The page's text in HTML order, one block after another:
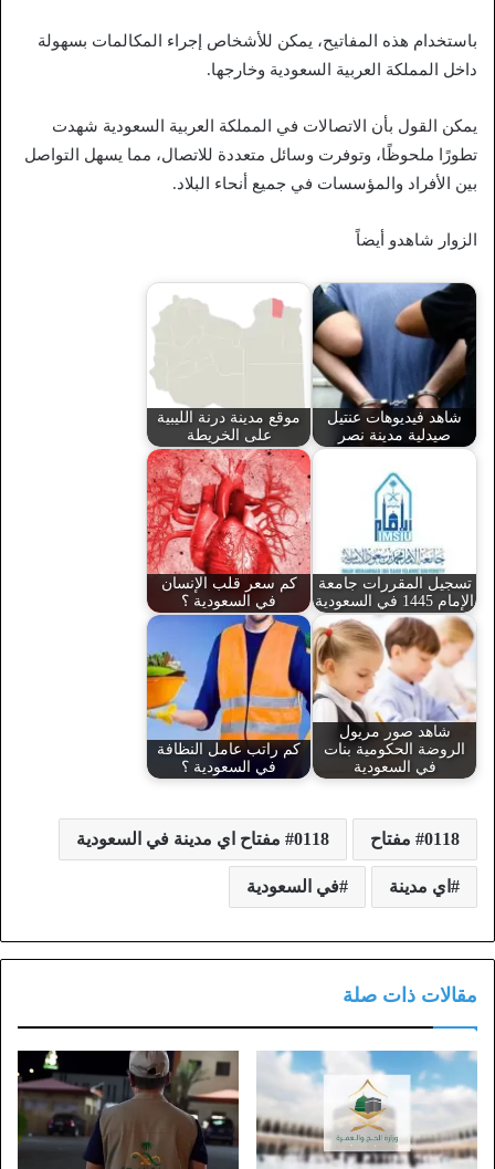
باستخدام هذه المفاتيح، يمكن للأشخاص إجراء المكالمات بسهولة
داخل المملكة العربية السعودية وخارجها.
يمكن القول بأن الاتصالات في المملكة العربية السعودية شهدت
تطورًا ملحوظًا، وتوفرت وسائل متعددة للاتصال، مما يسهل التواصل
بين الأفراد والمؤسسات في جميع أنحاء البلاد.
الزوار شاهدو أيضاً
شاهد فيديوهات عنتيل
صيدلية مدينة نصر
موقع مدينة درنة الليبية
على الخريطة
تسجيل المقررات جامعة
الإمام 1445 في السعودية
كم سعر قلب الإنسان
في السعودية ؟
شاهد صور مريول
الروضة الحكومية بنات
في السعودية
كم راتب عامل النظافة
في السعودية ؟
0118 مفتاح 0118 مفتاح اي مدينة في السعودية
اي مدينة في السعودية
مقالات ذات صلة